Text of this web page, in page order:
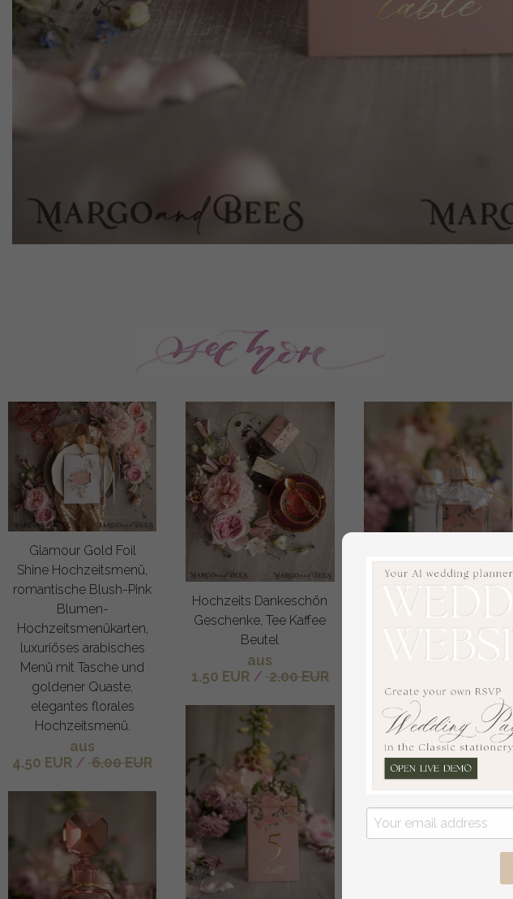
Glamour Gold Foil
Shine Hochzeitsmenü,
romantische Blush-Pink
Blumen-
Hochzeitsmenükarten,
luxuriöses arabisches
Menü mit Tasche und
goldener Quaste,
elegantes florales
Hochzeitsmenü.
aus
4.50 EUR /6.00 EUR
Hochzeits Dankeschön
Geschenke, Tee Kaffee
Beutel
aus
1.50 EUR/ 2.00 EUR
Hochzeitsgeschenke,
personalisiertes Kater-
2.00 EUR/2.50 EUR